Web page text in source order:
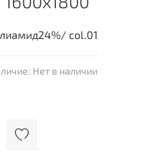
Нет в наличии
сol.01